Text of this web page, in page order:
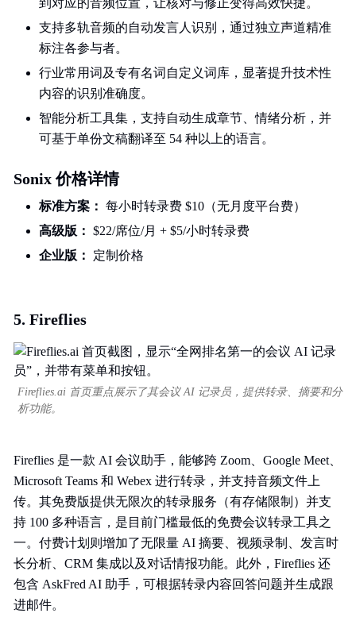
到对应的音频位置，让核对与修正变得高效快捷。
支持多轨音频的自动发言人识别，通过独立声道精准
标注各参与者。
行业常用词及专有名词自定义词库，显著提升技术性
内容的识别准确度。
智能分析工具集，支持自动生成章节、情绪分析，并
可基于单份文稿翻译至 54 种以上的语言。
Sonix 价格详情
标准方案： 每小时转录费 $10（无月度平台费）
高级版： $22/席位/月 + $5/小时转录费
企业版： 定制价格
5. Fireflies
Fireflies.ai 首页重点展示了其会议 AI 记录员，提供转录、摘要和分
析功能。
Fireflies 是一款 AI 会议助手，能够跨 Zoom、Google Meet、
Microsoft Teams 和 Webex 进行转录，并支持音频文件上
传。其免费版提供无限次的转录服务（有存储限制）并支
持 100 多种语言，是目前门槛最低的免费会议转录工具之
一。付费计划则增加了无限量 AI 摘要、视频录制、发言时
长分析、CRM 集成以及对话情报功能。此外，Fireflies 还
包含 AskFred AI 助手，可根据转录内容回答问题并生成跟
进邮件。